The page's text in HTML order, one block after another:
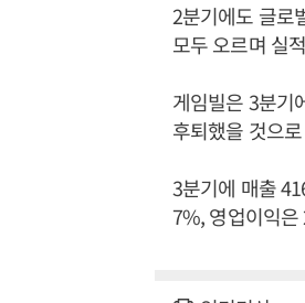
2분기에도 글로
모두 오르며 실
게임빌은 3분기
후퇴했을 것으
3분기에 매출
7%, 영업이익은